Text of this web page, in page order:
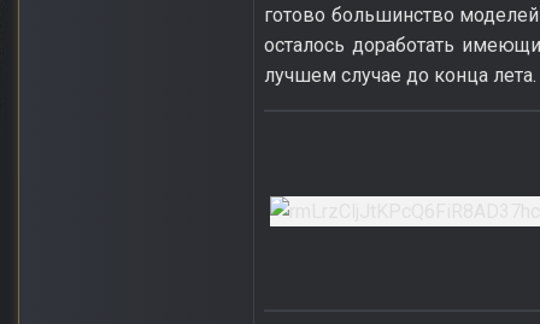
готово большинство
осталось доработать
лучшем случае до конца лета.